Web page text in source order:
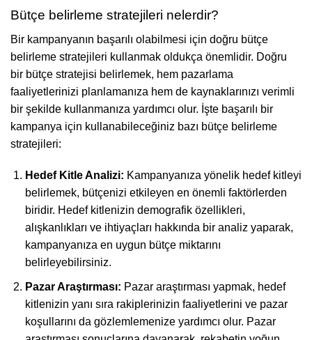
Bütçe belirleme stratejileri nelerdir?
Bir kampanyanın başarılı olabilmesi için doğru bütçe
belirleme stratejileri kullanmak oldukça önemlidir. Doğru
bir bütçe stratejisi belirlemek, hem pazarlama
faaliyetlerinizi planlamanıza hem de kaynaklarınızı verimli
bir şekilde kullanmanıza yardımcı olur. İşte başarılı bir
kampanya için kullanabileceğiniz bazı bütçe belirleme
stratejileri:
Hedef Kitle Analizi: Kampanyanıza yönelik hedef kitleyi
belirlemek, bütçenizi etkileyen en önemli faktörlerden
biridir. Hedef kitlenizin demografik özellikleri,
alışkanlıkları ve ihtiyaçları hakkında bir analiz yaparak,
kampanyanıza en uygun bütçe miktarını
belirleyebilirsiniz.
Pazar Araştırması: Pazar araştırması yapmak, hedef
kitlenizin yanı sıra rakiplerinizin faaliyetlerini ve pazar
koşullarını da gözlemlemenize yardımcı olur. Pazar